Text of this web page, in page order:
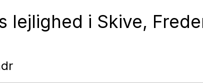
lejlighed i Skive,